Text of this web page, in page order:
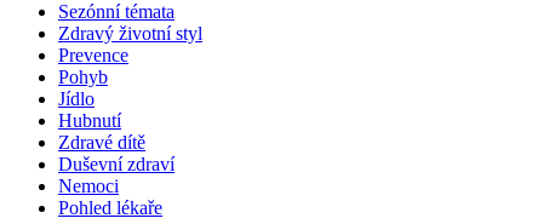
Sezónní témata
Zdravý životní styl
Prevence
Pohyb
Jídlo
Hubnutí
Zdravé dítě
Duševní zdraví
Nemoci
Pohled lékaře